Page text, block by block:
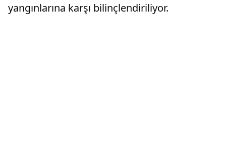
yangınlarına karşı bilinçlendiriliyor.